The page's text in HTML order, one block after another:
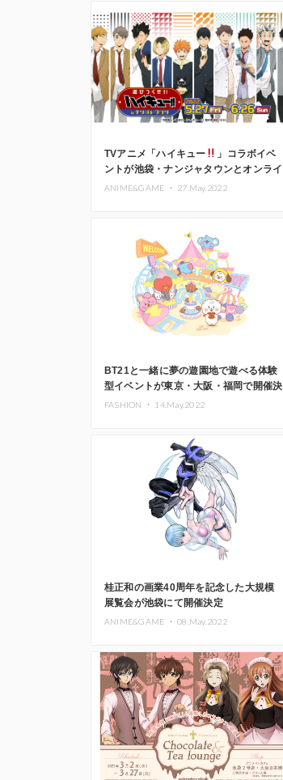
TVアニメ「ハイキュー
」コラボイベ
ントが池袋・ナンジャタウンとオンライ
ンにて開催
ANIME&GAME ・ 27.May.2022
BT21と一緒に夢の遊園地で遊べる体験
型イベントが東京・大阪・福岡で開催決
定
FASHION ・ 14.May.2022
桂正和の画業40周年を記念した大規模
展覧会が池袋にて開催決定
ANIME&GAME ・08.May.2022